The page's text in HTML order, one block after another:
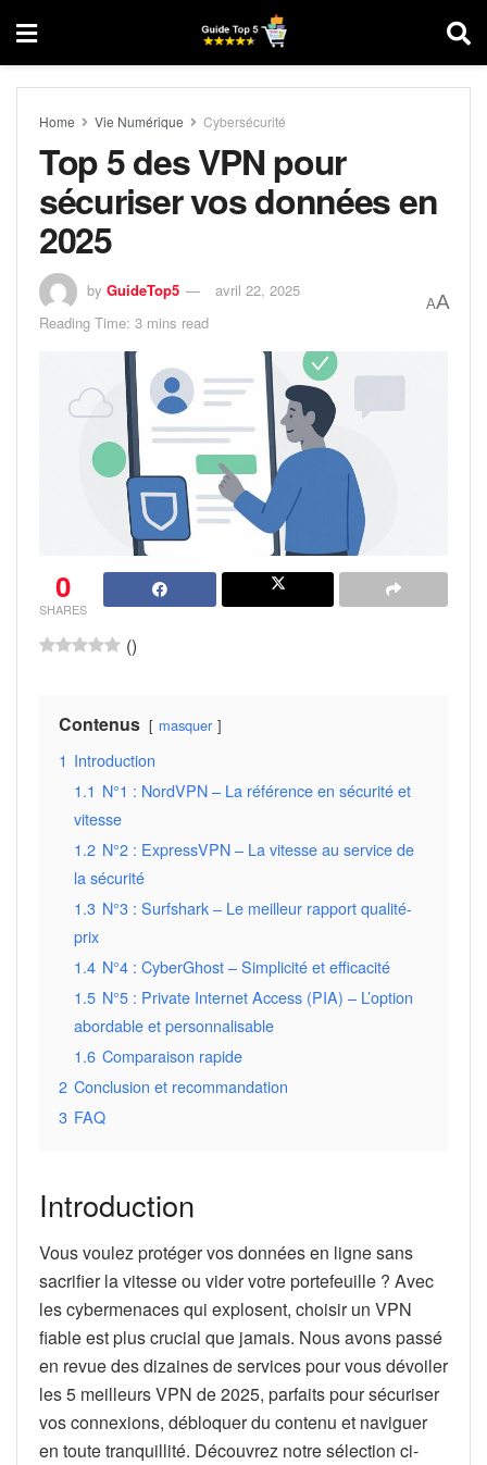
Home Vie Numérique Cybersécurité
Top 5 des VPN pour
sécuriser vos données en
2025
by GuideTop5
avril 22, 2025
Reading Time: 3 mins read
AA
0
SHARES
()
Contenus masquer
1 Introduction
1.1 N°1 : NordVPN – La référence en sécurité et
vitesse
1.2 N°2 : ExpressVPN – La vitesse au service de
la sécurité
1.3 N°3 : Surfshark – Le meilleur rapport qualité-
prix
1.4 N°4 : CyberGhost – Simplicité et efficacité
1.5 N°5 : Private Internet Access (PIA) – L’option
abordable et personnalisable
1.6 Comparaison rapide
2 Conclusion et recommandation
3 FAQ
Introduction
Vous voulez protéger vos données en ligne sans
sacrifier la vitesse ou vider votre portefeuille ? Avec
les cybermenaces qui explosent, choisir un VPN
fiable est plus crucial que jamais. Nous avons passé
en revue des dizaines de services pour vous dévoiler
les 5 meilleurs VPN de 2025, parfaits pour sécuriser
vos connexions, débloquer du contenu et naviguer
en toute tranquillité. Découvrez notre sélection ci-